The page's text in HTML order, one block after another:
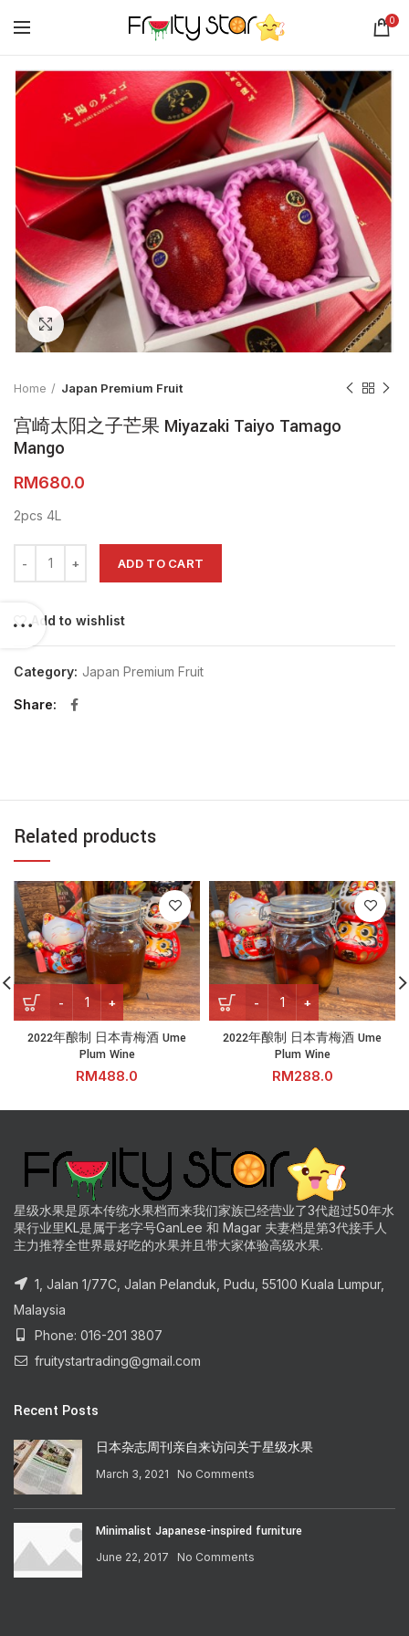
0
Click to enlarge
Home Japan Premium Fruit
宫崎太阳之子芒果 Miyazaki Taiyo Tamago
Mango
RM
2pcs 4L
ADD TO CART
Add to wishlist
Category: Japan Premium Fruit
Share
Related products
2022年酿制 日本青梅酒 Ume Plum Wine quantity
2022年酿制 日本青梅酒 Ume
Plum Wine
RM
2022年酿制 日本青梅酒
2022年酿制 日本青梅酒 Ume
Plum Wine
RM
星级水果是原本传统水果档而来我们家族已经营业了3代超过50年水
果行业里KL是属于老字号GanLee 和 Magar 夫妻档是第3代接手人
主力推荐全世界最好吃的水果并且带大家体验高级水果.
1, Jalan 1/77C, Jalan Pelanduk, Pudu, 55100 Kuala Lumpur,
Malaysia
Phone: 016-201 3807
fruitystartrading@gmail.com
Recent Posts
日本杂志周刊亲自来访问关于星级水果
March 3, 2021 No Comments
Minimalist Japanese-inspired furniture
June 22, 2017 No Comments